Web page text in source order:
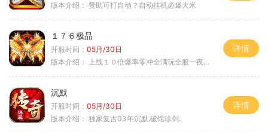
版本介绍： 赞助可打自动？自动挂机必爆大米
１７６极品
开服时间： 05月/30日
版本介绍：
上线１０倍爆率零冲全满玩全服一夜终极
详情
沉默
开服时间： 05月/30日
版本介绍： 独家复古03年沉默.破馆珍剑.
详情